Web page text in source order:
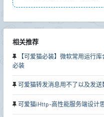
相关推荐
【可爱猫必装】微软常用运行
必装
可爱猫转发消息用不了以及发
可爱猫iHttp-高性能服务端设计